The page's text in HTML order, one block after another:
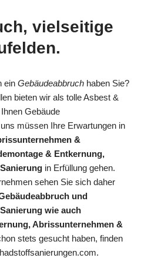
vielseitige
ein Gebäudeabbruch haben Sie?
bieten wir als tolle Asbest &
Gebäude
müssen Ihre Erwartungen in
&
& Entkernung,
in Erfüllung gehen.
sehen Sie sich daher
und
wie auch
Abrissunternehmen &
stets gesucht haben, finden